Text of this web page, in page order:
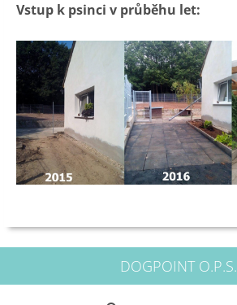
Vstup k psinci v průběhu let:
DOGPOINT O.P.S.